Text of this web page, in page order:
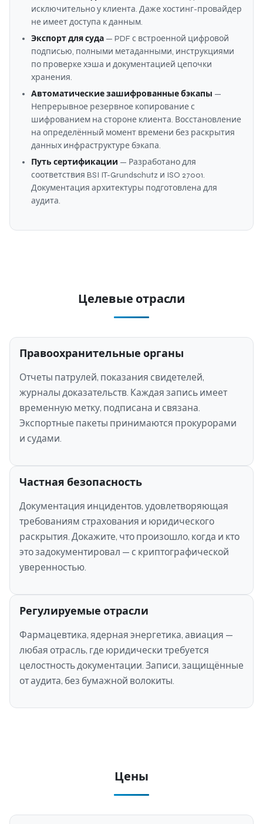
исключительно у клиента. Даже хостинг-провайдер
не имеет доступа к данным.
Экспорт для суда — PDF с встроенной цифровой
подписью, полными метаданными, инструкциями
по проверке хэша и документацией цепочки
хранения.
Автоматические зашифрованные бэкапы —
Непрерывное резервное копирование с
шифрованием на стороне клиента. Восстановление
на определённый момент времени без раскрытия
данных инфраструктуре бэкапа.
Путь сертификации — Разработано для
соответствия BSI IT-Grundschutz и ISO 27001.
Документация архитектуры подготовлена для
аудита.
Целевые отрасли
Правоохранительные органы
Отчеты патрулей, показания свидетелей,
журналы доказательств. Каждая запись имеет
временную метку, подписана и связана.
Экспортные пакеты принимаются прокурорами
и судами.
Частная безопасность
Документация инцидентов, удовлетворяющая
требованиям страхования и юридического
раскрытия. Докажите, что произошло, когда и кто
это задокументировал — с криптографической
уверенностью.
Регулируемые отрасли
Фармацевтика, ядерная энергетика, авиация —
любая отрасль, где юридически требуется
целостность документации. Записи, защищённые
от аудита, без бумажной волокиты.
Цены